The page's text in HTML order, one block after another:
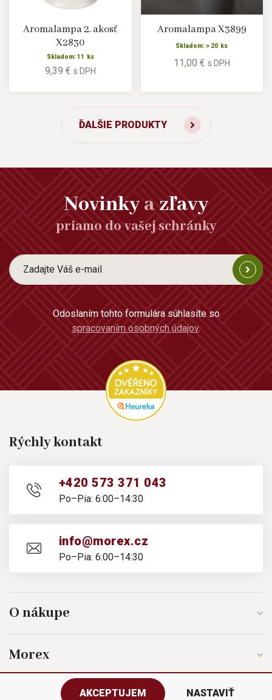
Aromalampa 2. akosť
X2830
Skladom: 11 ks
9,39 € s DPH
Aromalampa X3899
Skladom: > 20 ks
11,00 € s DPH
ĎALŠIE PRODUKTY
Novinkyazľavy
priamo do vašej schránky
Odoslaním tohto formulára súhlasíte so
spracovaním osobných údajov.
Rýchly kontakt
+420 573 371 043
Po–Pia: 6:00–14:30
info@morex.cz
Po–Pia: 6:00–14:30
O nákupe
Morex
AKCEPTUJEM NASTAVIŤ